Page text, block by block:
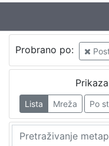
Probrano po:
Lista Mreža Po